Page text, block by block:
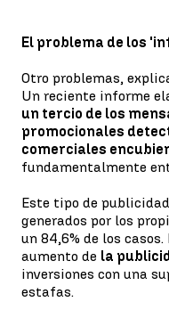
El problema de los
Otro problemas,
Un reciente informe
un tercio de los
promocionales
comerciales
fundamentalmente
Este tipo de
generados por los
un 84,6% de los
aumento de la
inversiones con una
estafas.